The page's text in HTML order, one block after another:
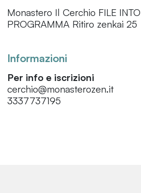
Monastero Il Cerchio FILE
PROGRAMMA Ritiro zenkai 25
Informazioni
Per info e iscrizioni
cerchio@monasterozen.it
3337737195